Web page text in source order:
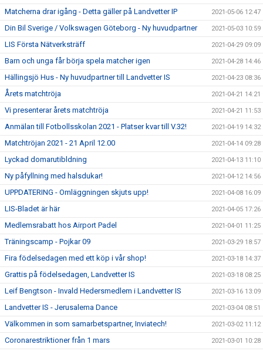
Matcherna drar igång - Detta gäller på Landvetter IP 2021-05-06 12:47
Din Bil Sverige / Volkswagen Göteborg - Ny huvudpartner 2021-05-03 10:59
LIS Första Nätverksträff 2021-04-29 09:09
Barn och unga får börja spela matcher igen 2021-04-28 14:46
Hällingsjö Hus - Ny huvudpartner till Landvetter IS 2021-04-23 08:36
Årets matchtröja 2021-04-21 14:21
Vi presenterar årets matchtröja 2021-04-21 11:53
Anmälan till Fotbollsskolan 2021 - Platser kvar till V.32! 2021-04-19 14:32
Matchtröjan 2021 - 21 April 12.00 2021-04-14 09:28
Lyckad domarutibldning 2021-04-13 11:10
Ny påfyllning med halsdukar! 2021-04-12 14:56
UPPDATERING - Omläggningen skjuts upp! 2021-04-08 16:09
LIS-Bladet är här 2021-04-05 17:26
Medlemsrabatt hos Airport Padel 2021-04-01 11:25
Träningscamp - Pojkar 09 2021-03-29 18:57
Fira födelsedagen med ett köp i vår shop! 2021-03-18 14:37
Grattis på födelsedagen, Landvetter IS 2021-03-18 08:25
Leif Bengtson - Invald Hedersmedlem i Landvetter IS 2021-03-16 13:09
Landvetter IS - Jerusalema Dance 2021-03-04 08:51
Välkommen in som samarbetspartner, Inviatech! 2021-03-02 11:12
Coronarestriktioner från 1 mars 2021-03-01 10:28